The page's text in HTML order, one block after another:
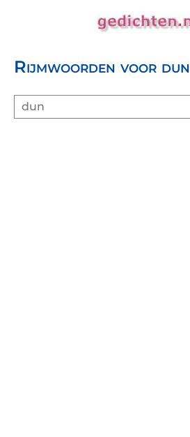
Rijmwoorden voor dun